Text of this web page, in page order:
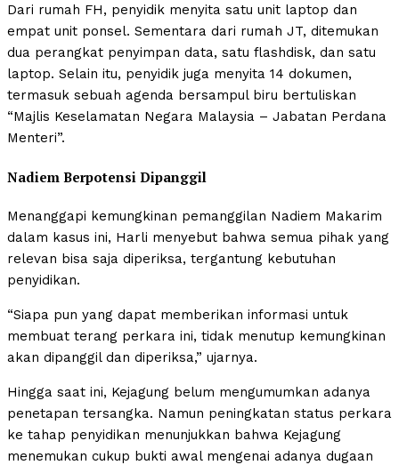
Dari rumah FH, penyidik menyita satu unit laptop dan
empat unit ponsel. Sementara dari rumah JT, ditemukan
dua perangkat penyimpan data, satu flashdisk, dan satu
laptop. Selain itu, penyidik juga menyita 14 dokumen,
termasuk sebuah agenda bersampul biru bertuliskan
“Majlis Keselamatan Negara Malaysia – Jabatan Perdana
Menteri”.
Nadiem Berpotensi Dipanggil
Menanggapi kemungkinan pemanggilan Nadiem Makarim
dalam kasus ini, Harli menyebut bahwa semua pihak yang
relevan bisa saja diperiksa, tergantung kebutuhan
penyidikan.
“Siapa pun yang dapat memberikan informasi untuk
membuat terang perkara ini, tidak menutup kemungkinan
akan dipanggil dan diperiksa,” ujarnya.
Hingga saat ini, Kejagung belum mengumumkan adanya
penetapan tersangka. Namun peningkatan status perkara
ke tahap penyidikan menunjukkan bahwa Kejagung
menemukan cukup bukti awal mengenai adanya dugaan